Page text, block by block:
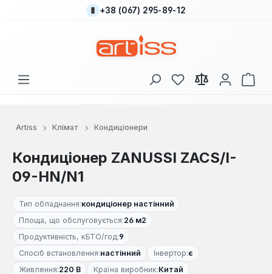
Перейти до основного вмісту
+38 (067) 295-89-12
У вас є 0 у списку
Artiss Клімат Кондиціонери
Кондиціонер ZANUSSI ZACS/I-
09-HN/N1
Тип обладнання:кондиціонер настінний
Площа, що обслуговується:26 м2
Продуктивність, кБТО/год:9
Спосіб встановлення:настінний Інвертор:є
Живлення:220 В Країна виробник:Китай